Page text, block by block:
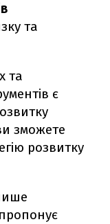
та
та
є
зможете
розвитку